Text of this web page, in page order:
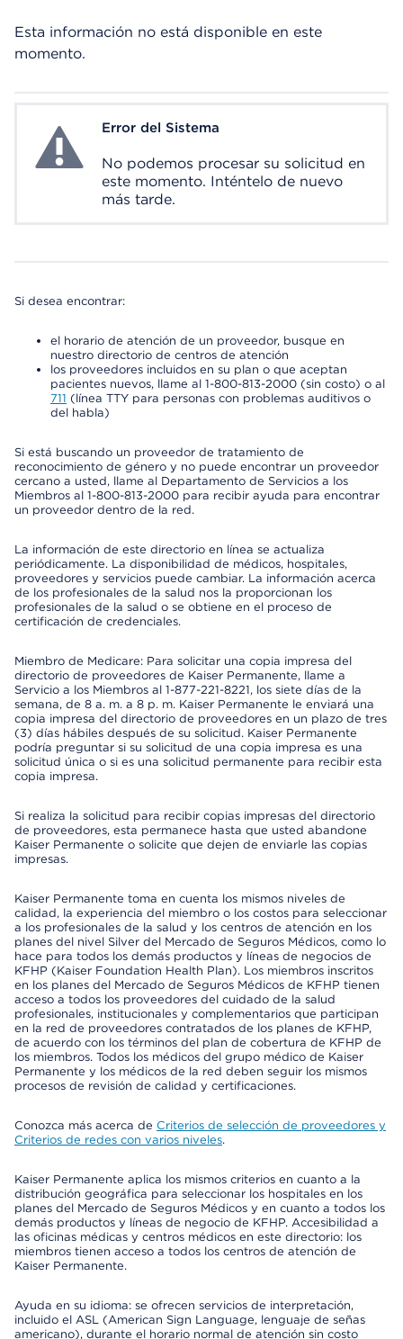
Esta información no está disponible en este
momento.
System ErrorError del Sistema
No podemos procesar su solicitud en
este momento. Inténtelo de nuevo
más tarde.
Si desea encontrar:
el horario de atención de un proveedor, busque en
nuestro directorio de centros de atención
los proveedores incluidos en su plan o que aceptan
pacientes nuevos, llame al 1-800-813-2000 (sin costo) o al
711 (línea TTY para personas con problemas auditivos o
del habla)
Si está buscando un proveedor de tratamiento de
reconocimiento de género y no puede encontrar un proveedor
cercano a usted, llame al Departamento de Servicios a los
Miembros al 1-800-813-2000 para recibir ayuda para encontrar
un proveedor dentro de la red.
La información de este directorio en línea se actualiza
periódicamente. La disponibilidad de médicos, hospitales,
proveedores y servicios puede cambiar. La información acerca
de los profesionales de la salud nos la proporcionan los
profesionales de la salud o se obtiene en el proceso de
certificación de credenciales.
Miembro de Medicare: Para solicitar una copia impresa del
directorio de proveedores de Kaiser Permanente, llame a
Servicio a los Miembros al 1-877-221-8221, los siete días de la
semana, de 8 a. m. a 8 p. m. Kaiser Permanente le enviará una
copia impresa del directorio de proveedores en un plazo de tres
(3) días hábiles después de su solicitud. Kaiser Permanente
podría preguntar si su solicitud de una copia impresa es una
solicitud única o si es una solicitud permanente para recibir esta
copia impresa.
Si realiza la solicitud para recibir copias impresas del directorio
de proveedores, esta permanece hasta que usted abandone
Kaiser Permanente o solicite que dejen de enviarle las copias
impresas.
Kaiser Permanente toma en cuenta los mismos niveles de
calidad, la experiencia del miembro o los costos para seleccionar
a los profesionales de la salud y los centros de atención en los
planes del nivel Silver del Mercado de Seguros Médicos, como lo
hace para todos los demás productos y líneas de negocios de
KFHP (Kaiser Foundation Health Plan). Los miembros inscritos
en los planes del Mercado de Seguros Médicos de KFHP tienen
acceso a todos los proveedores del cuidado de la salud
profesionales, institucionales y complementarios que participan
en la red de proveedores contratados de los planes de KFHP,
de acuerdo con los términos del plan de cobertura de KFHP de
los miembros. Todos los médicos del grupo médico de Kaiser
Permanente y los médicos de la red deben seguir los mismos
procesos de revisión de calidad y certificaciones.
Conozca más acerca de Criterios de selección de proveedores y
Criterios de redes con varios niveles.
Kaiser Permanente aplica los mismos criterios en cuanto a la
distribución geográfica para seleccionar los hospitales en los
planes del Mercado de Seguros Médicos y en cuanto a todos los
demás productos y líneas de negocio de KFHP. Accesibilidad a
las oficinas médicas y centros médicos en este directorio: los
miembros tienen acceso a todos los centros de atención de
Kaiser Permanente.
Ayuda en su idioma: se ofrecen servicios de interpretación,
incluido el ASL (American Sign Language, lenguaje de señas
americano), durante el horario normal de atención sin costo